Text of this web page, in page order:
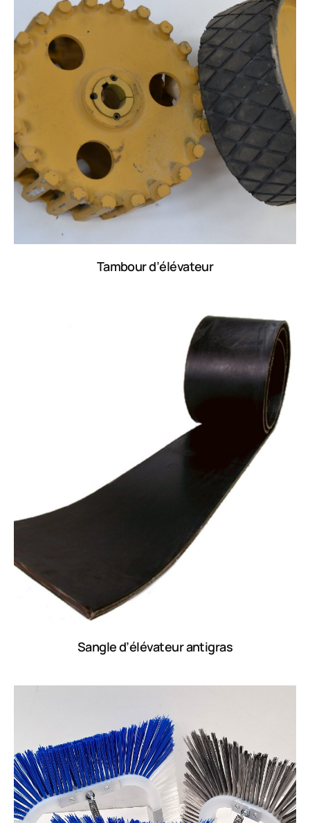
Tambour d’élévateur
Sangle d’élévateur antigras